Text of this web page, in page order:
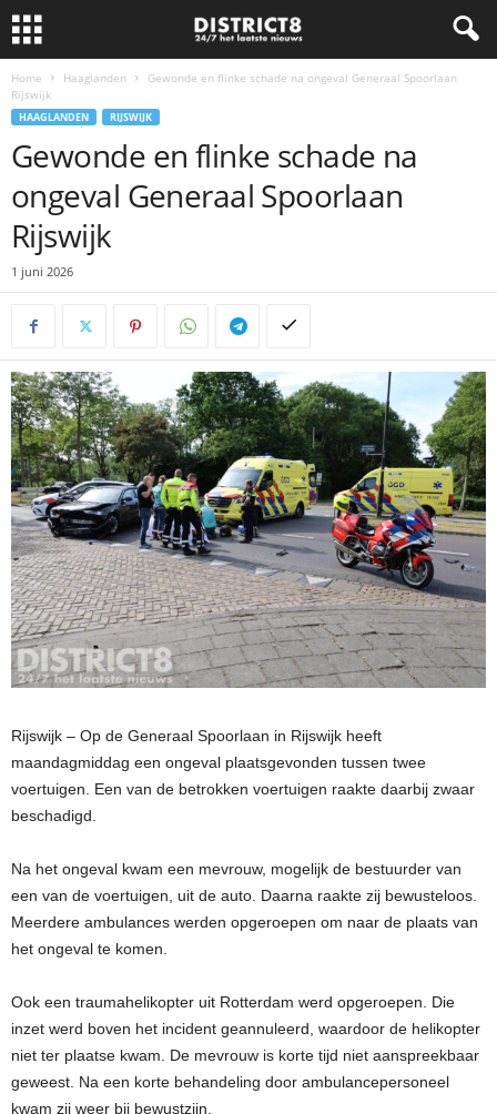
Home Haaglanden
Gewonde en flinke schade na ongeval Generaal Spoorlaan
Rijswijk
HAAGLANDEN RIJSWIJK
Gewonde en flinke schade na
ongeval Generaal Spoorlaan
Rijswijk
1 juni 2026
Rijswijk – Op de Generaal Spoorlaan in Rijswijk heeft
maandagmiddag een ongeval plaatsgevonden tussen twee
voertuigen. Een van de betrokken voertuigen raakte daarbij zwaar
beschadigd.
Na het ongeval kwam een mevrouw, mogelijk de bestuurder van
een van de voertuigen, uit de auto. Daarna raakte zij bewusteloos.
Meerdere ambulances werden opgeroepen om naar de plaats van
het ongeval te komen.
Ook een traumahelikopter uit Rotterdam werd opgeroepen. Die
inzet werd boven het incident geannuleerd, waardoor de helikopter
niet ter plaatse kwam. De mevrouw is korte tijd niet aanspreekbaar
geweest. Na een korte behandeling door ambulancepersoneel
kwam zij weer bij bewustzijn.